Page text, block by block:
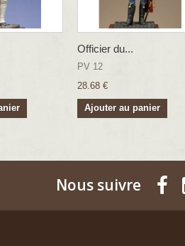
Officier du...
PV 12
28.68 €
Ajouter au panier
Nous suivre